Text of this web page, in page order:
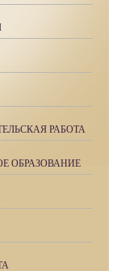
РАБОТА
ОБРАЗОВАНИЕ